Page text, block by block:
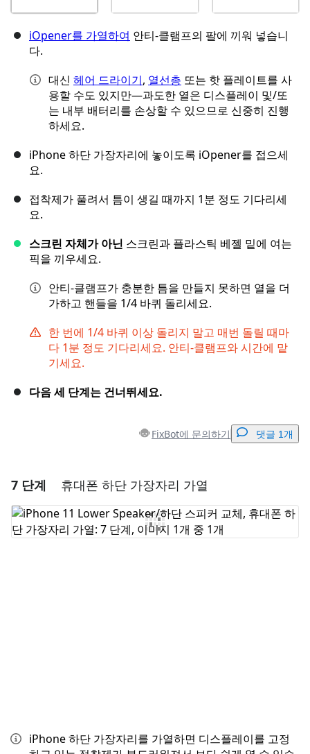
iOpener를 가열하여 안티-클램프의 팔에 끼워 넣습니
다.
대신 헤어 드라이기, 열선총 또는 핫 플레이트를 사
용할 수도 있지만—과도한 열은 디스플레이 및/또
는 내부 배터리를 손상할 수 있으므로 신중히 진행
하세요.
iPhone 하단 가장자리에 놓이도록 iOpener를 접으세
요.
접착제가 풀려서 틈이 생길 때까지 1분 정도 기다리세
요.
스크린 자체가 아닌 스크린과 플라스틱 베젤 밑에 여는
픽을 끼우세요.
안티-클램프가 충분한 틈을 만들지 못하면 열을 더
가하고 핸들을 1/4 바퀴 돌리세요.
한 번에 1/4 바퀴 이상 돌리지 말고 매번 돌릴 때마
다 1분 정도 기다리세요. 안티-클램프와 시간에 맡
기세요.
다음 세 단계는 건너뛰세요.
FixBot에 문의하기 댓글 1개
댓글 달기
댓글 쓰기
7 단계 휴대폰 하단 가장자리 가열
iPhone 하단 가장자리를 가열하면 디스플레이를 고정